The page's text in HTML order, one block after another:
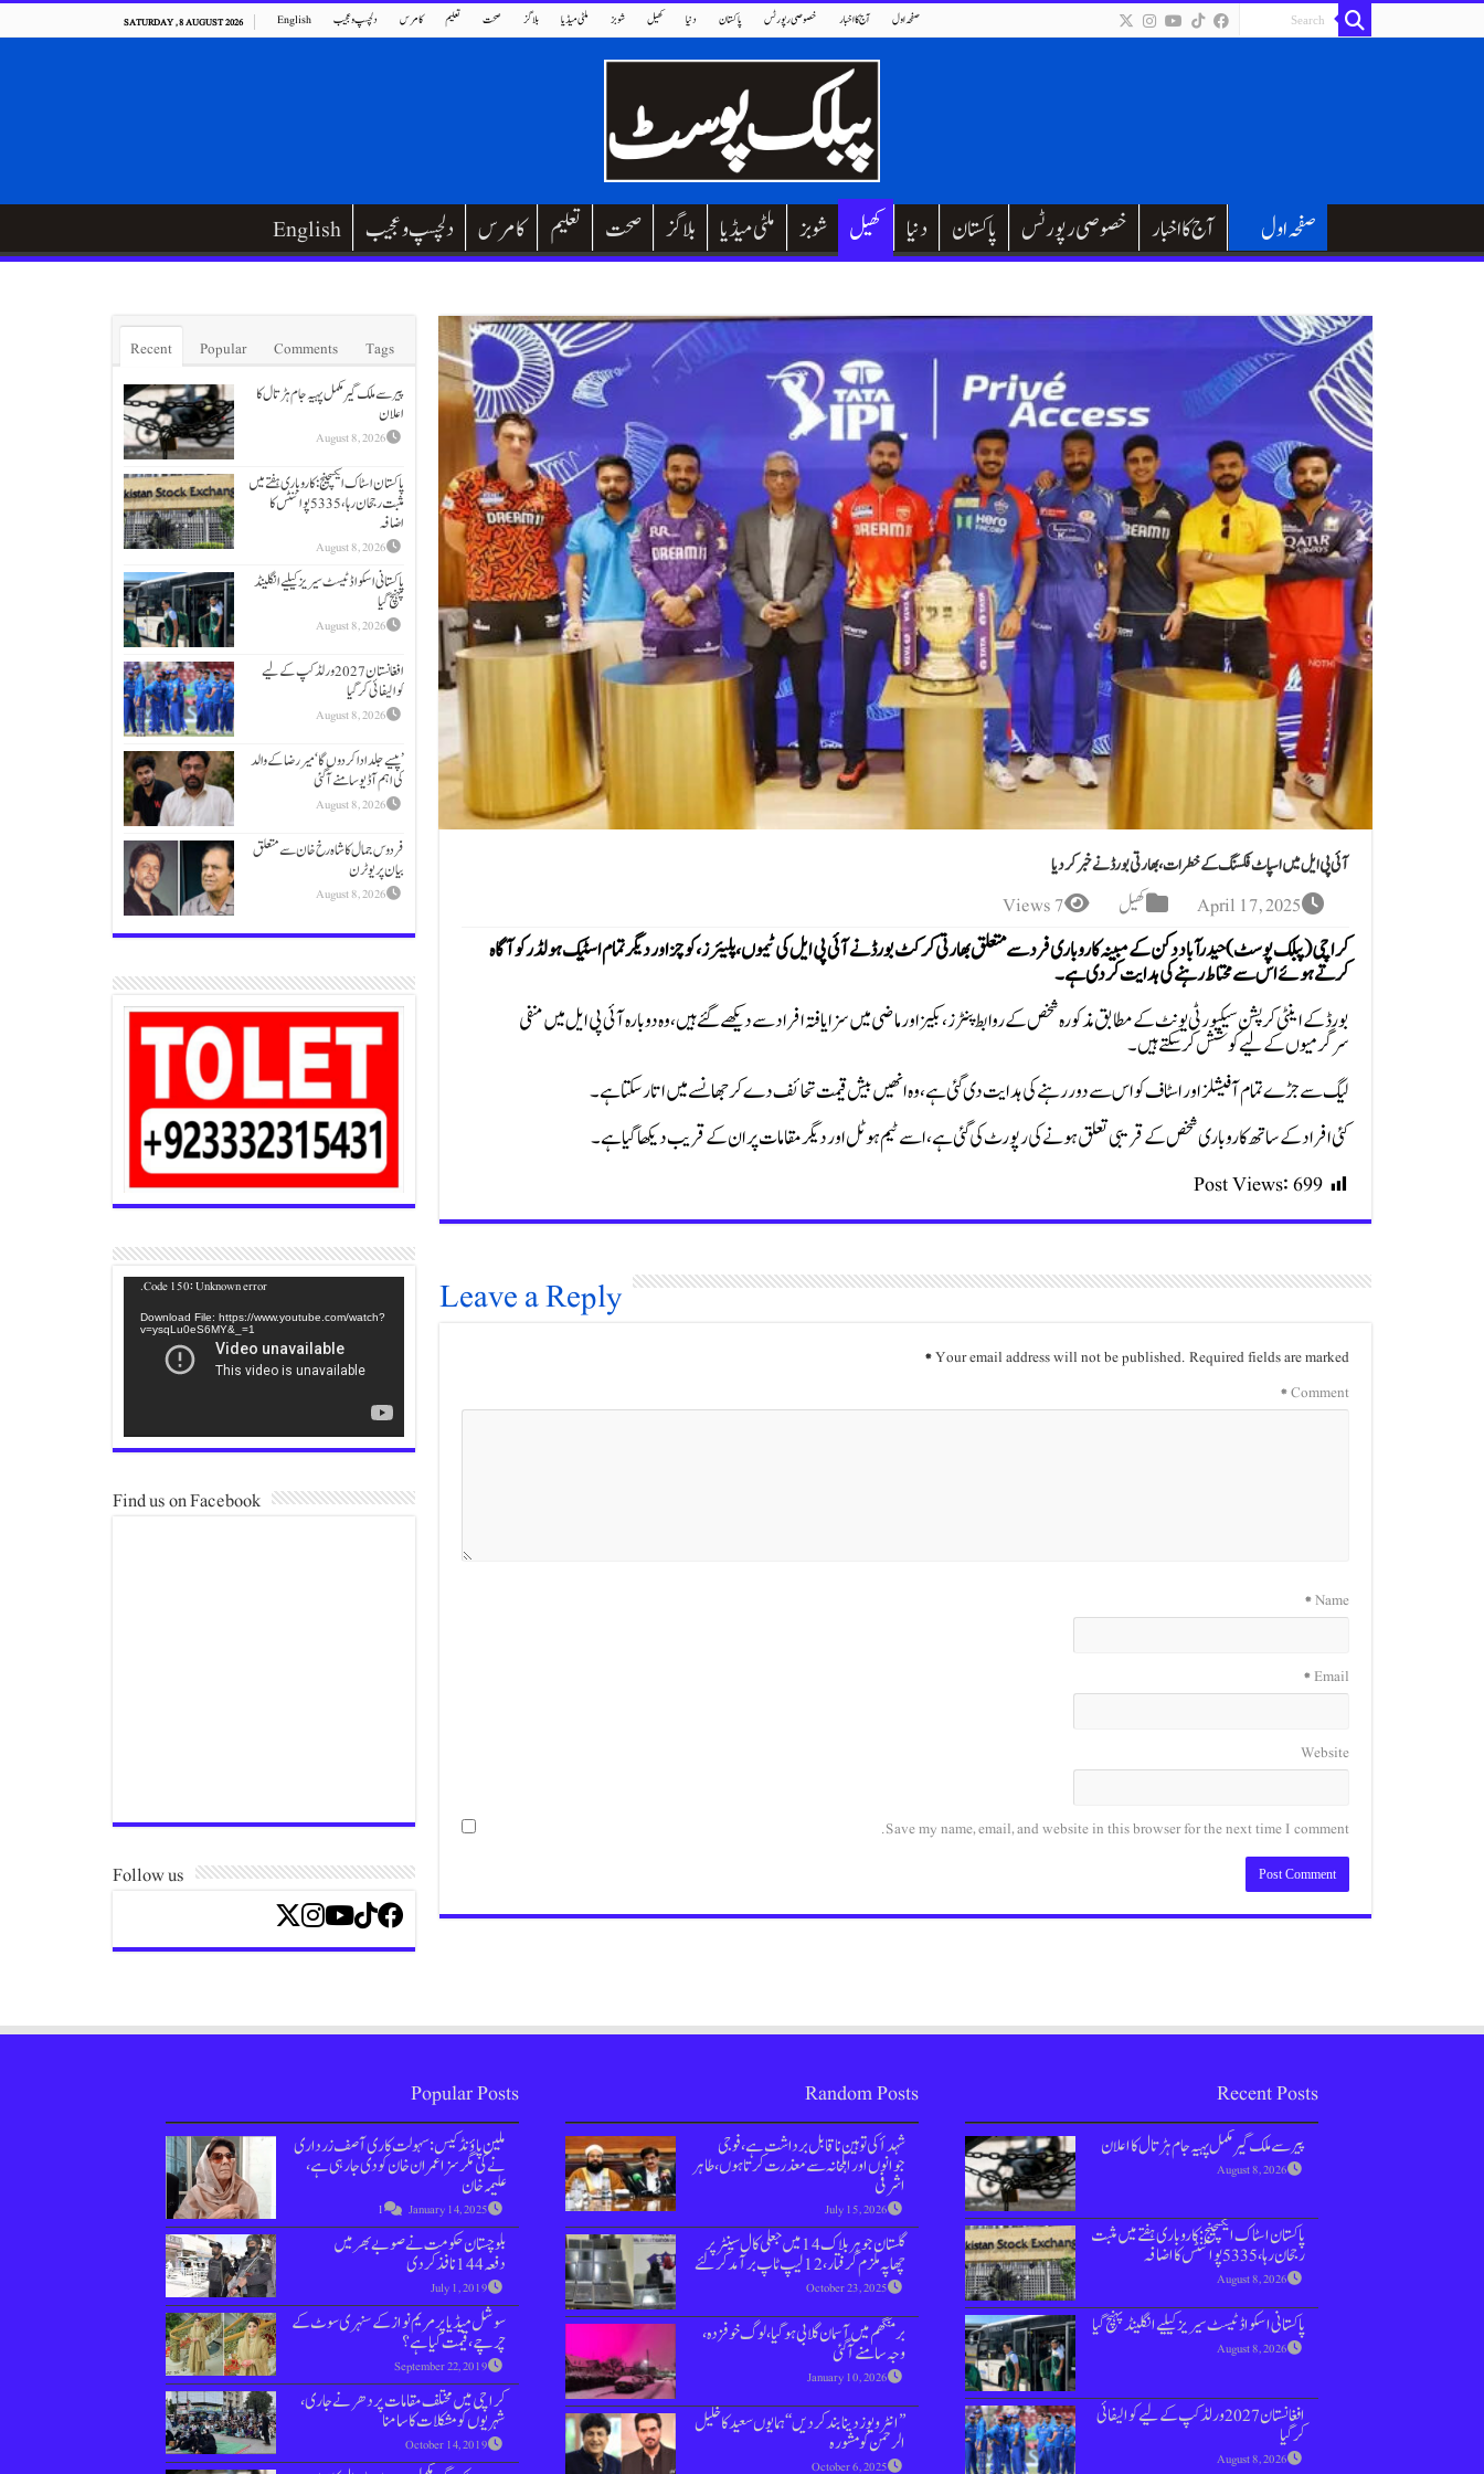
SATURDAY , 8 AUGUST 2026 English دلچسپ و عجیب کامرس تعلیم صحت بلاگز ملٹی میڈیا شوبز کھیل دنیا پاکستان خصوصی رپورٹس آج کا اخبار صفحہ اول
English دلچسپ و عجیب کامرس تعلیم صحت بلاگز ملٹی میڈیا شوبز کھیل دنیا پاکستان خصوصی رپورٹس آج کا اخبار صفحہ اول
آئی پی ایل میں اسپاٹ فکسنگ کے خطرات، بھارتی بورڈ نے خبر کردیا
April 17, 2025 کھیل 7 Views
کراچی(پبلک پوسٹ)حیدرآباد دکن کے مبینہ کاروباری فرد سے متعلق بھارتی کرکٹ بورڈ نے آئی پی ایل کی ٹیموں، پلیئرز، کوچز اور دیگر تمام اسٹیک ہولڈر کو آگاہ
کرتے ہوئے اس سے محتاط رہنے کی ہدایت کر دی ہے۔
بورڈ کے اینٹی کرپشن سیکیورٹی یونٹ کے مطابق مذکورہ شخص کے روابط پنٹرز، بکیز اور ماضی میں سزا یافتہ افراد سے دیکھے گئے ہیں، وہ دوبارہ آئی پی ایل میں منفی
سرگرمیوں کے لیے کوشش کر سکتے ہیں۔
لیگ سے جڑے تمام آفیشلز اور اسٹاف کو اس سے دور رہنے کی ہدایت دی گئی ہے، وہ انھیں بیش قیمت تحائف دے کر جھانسے میں اتار سکتا ہے۔
کئی افراد کے ساتھ کاروباری شخص کے قریبی تعلق ہونے کی رپورٹ کی گئی ہے، اسے ٹیم ہوٹل اور دیگر مقامات پر ان کے قریب دیکھا گیا ہے۔
Post Views:699
Leave a Reply
Your email address will not be published.Required fields are marked
*
Comment
*
Name
*
Email
*
Website
Save my name, email, and website in this browser for the next time I comment.
Recent Popular Comments
Tags
پیر سے ملک گیر مکمل پہیہ جام ہڑتال کا
اعلان
August 8, 2026
پاکستان اسٹاک ایکسچینج: کاروباری ہفتے میں
مثبت رجحان رہا، 5335 پوائنٹس کا
اضافہ
August 8, 2026
پاکستانی اسکواڈ ٹیسٹ سیریز کیلیے انگلینڈ
پہنچ گیا
August 8, 2026
افغانستان 2027 ورلڈ کپ کے لیے
کوالیفائی کرگیا
August 8, 2026
’پیسے جلد ادا کر دوں گا‘ میر رضا کے والد
کی اہم آڈیو سامنے آگئی
August 8, 2026
فردوس جمال کا شاہ رخ خان سے متعلق
بیان پر یوٹرن
August 8, 2026
Player
Code 150: Unknown error.
Download File: https://www.youtube.com/watch?
v=ysqLu0eS6MY&_=1
Find us on Facebook
Follow us
Popular Posts
ملین پاؤنڈ کیس : سہولت کاری آصف زرداری
نے کی مگر سزا عمران خان کو دی جارہی ہے،
علیمہ خان
January 14, 2025
1
بلوچستان حکومت نے صوبے بھر میں
دفعہ 144 نافذ کردی
July 1, 2019
سوشل میڈیا پر مریم نواز کے سنہری سوٹ کے
چرچے، قیمت کیا ہے؟
September 22, 2019
کراچی میں مختلف مقامات پر دھرنے جاری،
شہریوں کو مشکلات کا سامنا
October 14, 2019
Random Posts
شہدأ کی توہین ناقابل برداشت ہے،فوجی
جوانوں اور اہلخانہ سے معذرت کرتا ہوں، طاہر
اشرفی
July 15, 2026
گلستان جوہربلاک 14 میں جعلی کال سینٹر پر
چھاپہ ملزم گرفتار ،12 لیپ ٹاپ برآمد کرلئے
October 23, 2025
برمنگھم میں آسمان گلابی ہوگیا، لوگ خوفزدہ،
وجہ سامنے آگئی
January 10, 2026
’’انٹرویوز دینا بند کردیں‘‘ہمایوں سعید کا خلیل
الرحمن کو مشورہ
October 6, 2025
Recent Posts
پیر سے ملک گیر مکمل پہیہ جام ہڑتال کا اعلان
August 8, 2026
پاکستان اسٹاک ایکسچینج: کاروباری ہفتے میں مثبت
رجحان رہا، 5335 پوائنٹس کا اضافہ
August 8, 2026
پاکستانی اسکواڈ ٹیسٹ سیریز کیلیے انگلینڈ پہنچ گیا
August 8, 2026
افغانستان 2027 ورلڈ کپ کے لیے کوالیفائی
کرگیا
August 8, 2026